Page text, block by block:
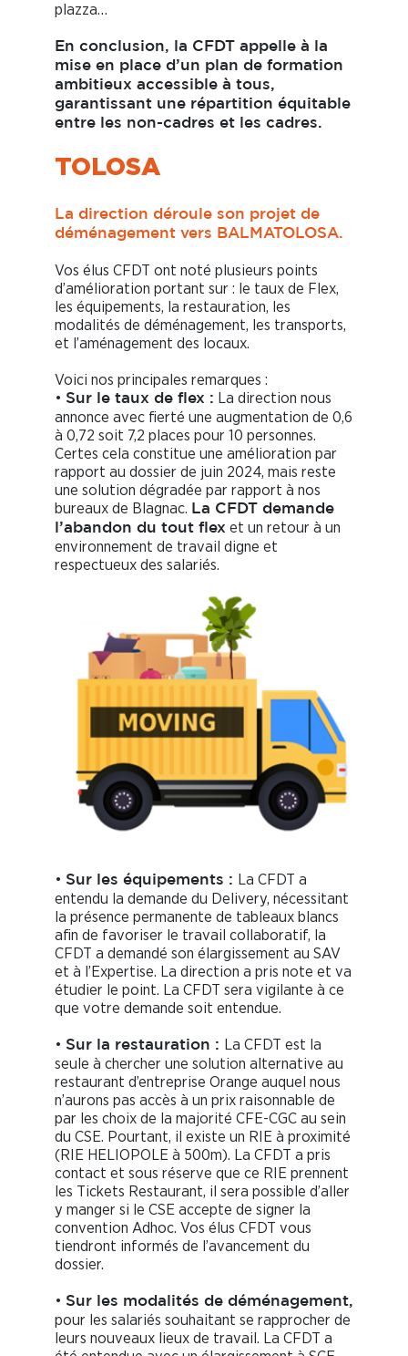
plazza…
En conclusion, la CFDT appelle à la
mise en place d’un plan de formation
ambitieux accessible à tous,
garantissant une répartition équitable
entre les non-cadres et les cadres.
TOLOSA
La direction déroule son projet de
déménagement vers BALMATOLOSA.
Vos élus CFDT ont noté plusieurs points
d’amélioration portant sur : le taux de Flex,
les équipements, la restauration, les
modalités de déménagement, les transports,
et l’aménagement des locaux.
Voici nos principales remarques :
• Sur le taux de flex : La direction nous
annonce avec fierté une augmentation de 0,6
à 0,72 soit 7,2 places pour 10 personnes.
Certes cela constitue une amélioration par
rapport au dossier de juin 2024, mais reste
une solution dégradée par rapport à nos
bureaux de Blagnac. La CFDT demande
l’abandon du tout flex et un retour à un
environnement de travail digne et
respectueux des salariés.
• Sur les équipements : La CFDT a
entendu la demande du Delivery, nécessitant
la présence permanente de tableaux blancs
afin de favoriser le travail collaboratif, la
CFDT a demandé son élargissement au SAV
et à l’Expertise. La direction a pris note et va
étudier le point. La CFDT sera vigilante à ce
que votre demande soit entendue.
• Sur la restauration : La CFDT est la
seule à chercher une solution alternative au
restaurant d’entreprise Orange auquel nous
n’aurons pas accès à un prix raisonnable de
par les choix de la majorité CFE-CGC au sein
du CSE. Pourtant, il existe un RIE à proximité
(RIE HELIOPOLE à 500m). La CFDT a pris
contact et sous réserve que ce RIE prennent
les Tickets Restaurant, il sera possible d’aller
y manger si le CSE accepte de signer la
convention Adhoc. Vos élus CFDT vous
tiendront informés de l’avancement du
dossier.
• Sur les modalités de déménagement,
pour les salariés souhaitant se rapprocher de
leurs nouveaux lieux de travail. La CFDT a